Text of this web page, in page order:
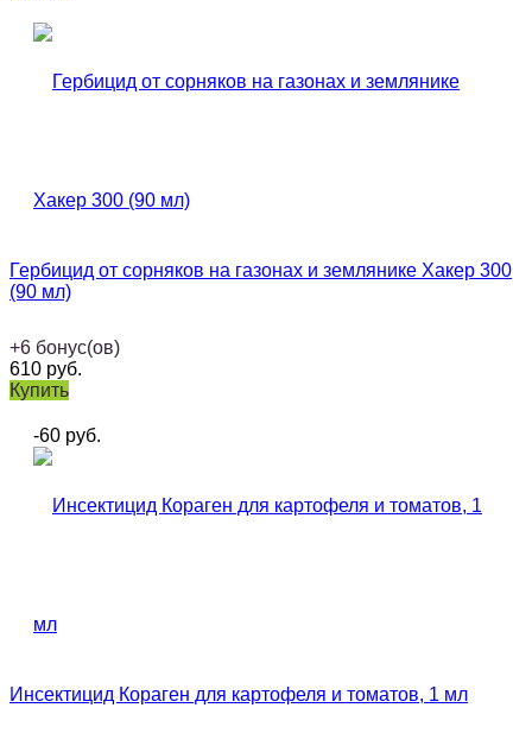
Гербицид от сорняков на газонах и землянике Хакер 300
(90 мл)
+6 бонус(ов)
610 руб.
Купить
-60 руб.
Инсектицид Кораген для картофеля и томатов, 1 мл